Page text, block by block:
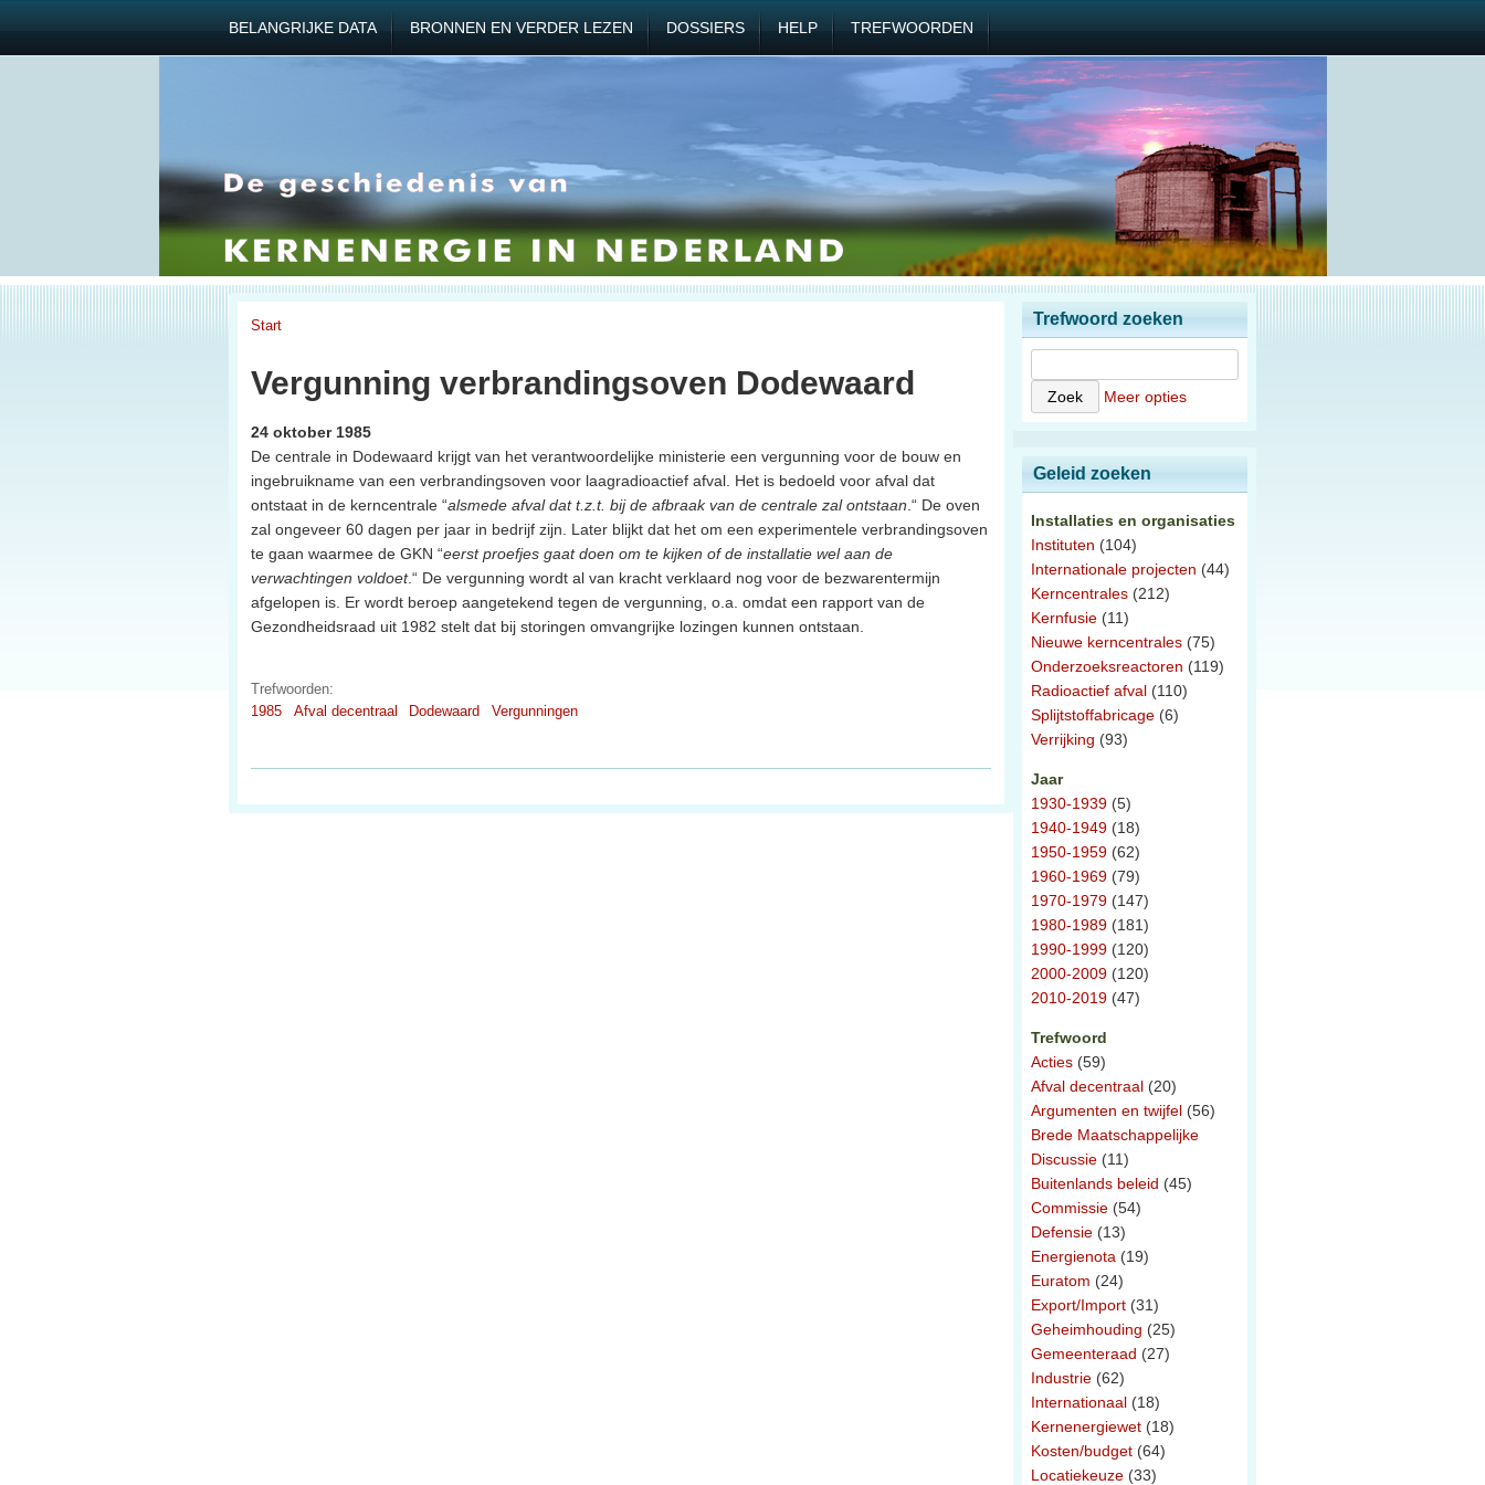
BELANGRIJKE DATA BRONNEN EN VERDER LEZEN DOSSIERS HELP TREFWOORDEN
Start
Vergunning verbrandingsoven Dodewaard
24 oktober 1985
De centrale in Dodewaard krijgt van het verantwoordelijke ministerie een vergunning voor de bouw en
ingebruikname van een verbrandingsoven voor laagradioactief afval. Het is bedoeld voor afval dat
ontstaat in de kerncentrale “alsmede afval dat t.z.t. bij de afbraak van de centrale zal ontstaan .“ De oven
zal ongeveer 60 dagen per jaar in bedrijf zijn. Later blijkt dat het om een experimentele verbrandingsoven
te gaan waarmee de GKN “eerst proefjes gaat doen om te kijken of de installatie wel aan de
verwachtingen voldoet.“ De vergunning wordt al van kracht verklaard nog voor de bezwarentermijn
afgelopen is. Er wordt beroep aangetekend tegen de vergunning, o.a. omdat een rapport van de
Gezondheidsraad uit 1982 stelt dat bij storingen omvangrijke lozingen kunnen ontstaan.
Trefwoorden:
1985
Afval decentraal Dodewaard Vergunningen
Trefwoord zoeken
Meer opties
Geleid zoeken
Installaties en organisaties
Instituten (104)
Internationale projecten (44)
Kerncentrales (212)
Kernfusie (11)
Nieuwe kerncentrales (75)
Onderzoeksreactoren (119)
Radioactief afval (110)
Splijtstoffabricage (6)
Verrijking (93)
Jaar
1930-1939 (5)
1940-1949 (18)
1950-1959 (62)
1960-1969 (79)
1970-1979 (147)
1980-1989 (181)
1990-1999 (120)
2000-2009 (120)
2010-2019 (47)
Trefwoord
Acties (59)
Afval decentraal (20)
Argumenten en twijfel (56)
Brede Maatschappelijke
Discussie (11)
Buitenlands beleid (45)
Commissie (54)
Defensie (13)
Energienota (19)
Euratom (24)
Export/Import (31)
Geheimhouding (25)
Gemeenteraad (27)
Industrie (62)
Internationaal (18)
Kernenergiewet (18)
Kosten/budget (64)
Locatiekeuze (33)